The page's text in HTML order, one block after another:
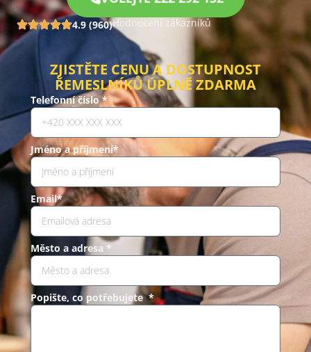
4.9 (960)Hodnocení zákazníků
ZJISTĚTE CENU A DOSTUPNOST
ŘEMESLNÍKŮ ÚPLNĚ ZDARMA
Telefonní číslo *
Jméno a příjmení*
Email*
Město a adresa *
Popište, co potřebujete *